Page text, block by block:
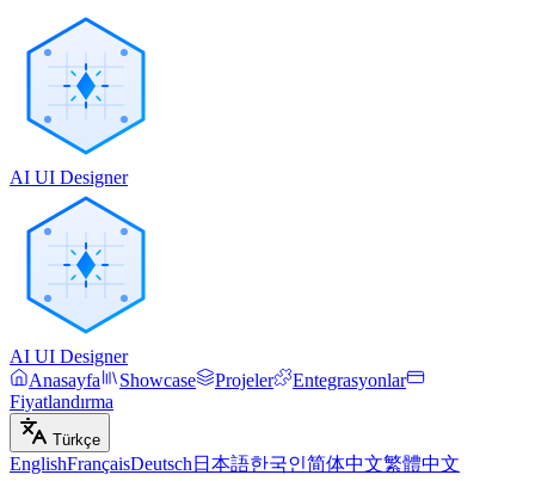
AI UI Designer
AI UI Designer
Anasayfa
Showcase Projeler
Entegrasyonlar
Fiyatlandırma
Türkçe
EnglishFrançaisDeutsch 日本語한국인简体中文繁體中文